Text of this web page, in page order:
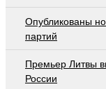
Опубликованы
партий
Премьер Литвы
России